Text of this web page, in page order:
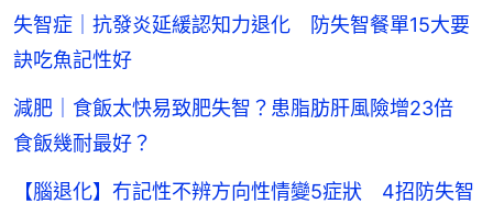
失智症｜抗發炎延緩認知力退化 防失智餐單15大要
訣吃魚記性好
減肥｜食飯太快易致肥失智？患脂肪肝風險增23倍
食飯幾耐最好？
【腦退化】冇記性不辨方向性情變5症狀 4招防失智